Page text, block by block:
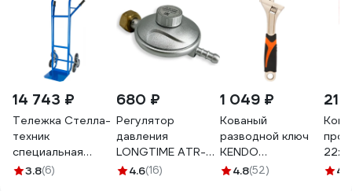
14 743 ₽
Тележка Стелла-
техник
специальная
лестничная,
3.8(6)
680 ₽
Регулятор
давления
LONGTIME ATR-
920 ARMA 001-117
4.6(16)
1 049 ₽
Кованый
разводной ключ
KENDO
углеродистая
4.8(52) 4.7